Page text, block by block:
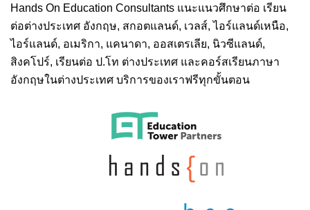
Hands On Education Consultants แนะแนวศึกษาต่อ เรียน
ต่อต่างประเทศ อังกฤษ, สกอตแลนด์, เวลส์, ไอร์แลนด์เหนือ,
ไอร์แลนด์, อเมริกา, แคนาดา, ออสเตรเลีย, นิวซีแลนด์,
สิงคโปร์, เรียนต่อ ป.โท ต่างประเทศ และคอร์สเรียนภาษา
อังกฤษในต่างประเทศ บริการของเราฟรีทุกขั้นตอน